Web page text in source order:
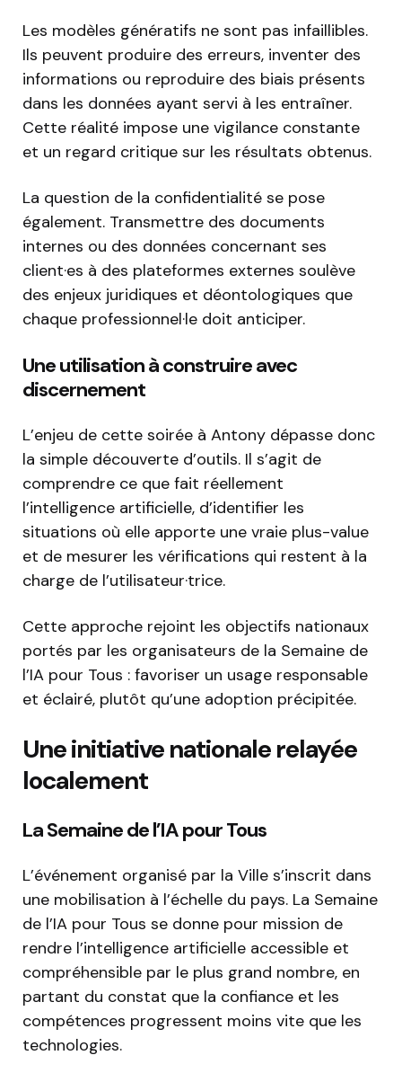
Les modèles génératifs ne sont pas infaillibles.
Ils peuvent produire des erreurs, inventer des
informations ou reproduire des biais présents
dans les données ayant servi à les entraîner.
Cette réalité impose une vigilance constante
et un regard critique sur les résultats obtenus.
La question de la confidentialité se pose
également. Transmettre des documents
internes ou des données concernant ses
client·es à des plateformes externes soulève
des enjeux juridiques et déontologiques que
chaque professionnel·le doit anticiper.
Une utilisation à construire avec
discernement
L’enjeu de cette soirée à Antony dépasse donc
la simple découverte d’outils. Il s’agit de
comprendre ce que fait réellement
l’intelligence artificielle, d’identifier les
situations où elle apporte une vraie plus-value
et de mesurer les vérifications qui restent à la
charge de l’utilisateur·trice.
Cette approche rejoint les objectifs nationaux
portés par les organisateurs de la Semaine de
l’IA pour Tous : favoriser un usage responsable
et éclairé, plutôt qu’une adoption précipitée.
Une initiative nationale relayée
localement
La Semaine de l’IA pour Tous
L’événement organisé par la Ville s’inscrit dans
une mobilisation à l’échelle du pays. La Semaine
de l’IA pour Tous se donne pour mission de
rendre l’intelligence artificielle accessible et
compréhensible par le plus grand nombre, en
partant du constat que la confiance et les
compétences progressent moins vite que les
technologies.